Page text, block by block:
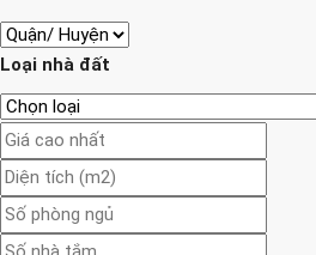
Loại nhà đất